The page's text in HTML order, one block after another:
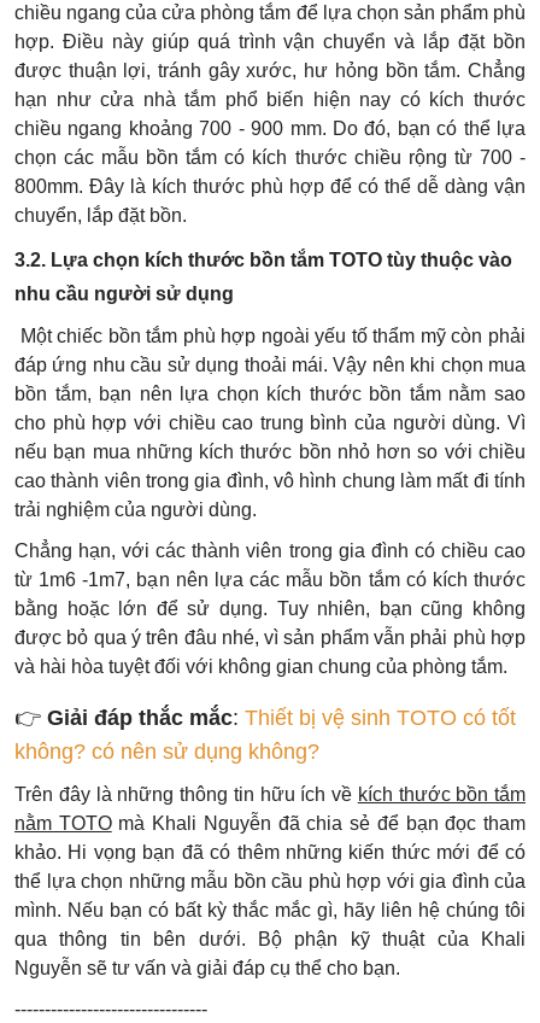
chiều ngang của cửa phòng tắm để lựa chọn sản phẩm phù
hợp. Điều này giúp quá trình vận chuyển và lắp đặt bồn
được thuận lợi, tránh gây xước, hư hỏng bồn tắm. Chẳng
hạn như cửa nhà tắm phổ biến hiện nay có kích thước
chiều ngang khoảng 700 - 900 mm. Do đó, bạn có thể lựa
chọn các mẫu bồn tắm có kích thước chiều rộng từ 700 -
800mm. Đây là kích thước phù hợp để có thể dễ dàng vận
chuyển, lắp đặt bồn.
3.2. Lựa chọn kích thước bồn tắm TOTO tùy thuộc vào
nhu cầu người sử dụng
Một chiếc bồn tắm phù hợp ngoài yếu tố thẩm mỹ còn phải
đáp ứng nhu cầu sử dụng thoải mái. Vậy nên khi chọn mua
bồn tắm, bạn nên lựa chọn kích thước bồn tắm nằm sao
cho phù hợp với chiều cao trung bình của người dùng. Vì
nếu bạn mua những kích thước bồn nhỏ hơn so với chiều
cao thành viên trong gia đình, vô hình chung làm mất đi tính
trải nghiệm của người dùng.
Chẳng hạn, với các thành viên trong gia đình có chiều cao
từ 1m6 -1m7, bạn nên lựa các mẫu bồn tắm có kích thước
bằng hoặc lớn để sử dụng. Tuy nhiên, bạn cũng không
được bỏ qua ý trên đâu nhé, vì sản phẩm vẫn phải phù hợp
và hài hòa tuyệt đối với không gian chung của phòng tắm.
👉 Giải đáp thắc mắc: Thiết bị vệ sinh TOTO có tốt
không? có nên sử dụng không?
Trên đây là những thông tin hữu ích về kích thước bồn tắm
nằm TOTOmà Khali Nguyễn đã chia sẻ để bạn đọc tham
khảo. Hi vọng bạn đã có thêm những kiến thức mới để có
thể lựa chọn những mẫu bồn cầu phù hợp với gia đình của
mình. Nếu bạn có bất kỳ thắc mắc gì, hãy liên hệ chúng tôi
qua thông tin bên dưới. Bộ phận kỹ thuật của Khali
Nguyễn sẽ tư vấn và giải đáp cụ thể cho bạn.
--------------------------------